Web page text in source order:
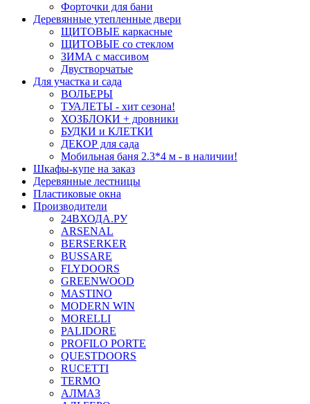
Форточки для бани
Деревянные утепленные двери
ЩИТОВЫЕ каркасные
ЩИТОВЫЕ со стеклом
ЗИМА с массивом
Двустворчатые
Для участка и сада
ВОЛЬЕРЫ
ТУАЛЕТЫ - хит сезона!
ХОЗБЛОКИ + дровники
БУДКИ и КЛЕТКИ
ДЕКОР для сада
Мобильная баня 2.3*4 м - в наличии!
Шкафы-купе на заказ
Деревянные лестницы
Пластиковые окна
Производители
24ВХОДА.РУ
ARSENAL
BERSERKER
BUSSARE
FLYDOORS
GREENWOOD
MASTINO
MODERN WIN
MORELLI
PALIDORE
PROFILO PORTE
QUESTDOORS
RUCETTI
TERMO
АЛМАЗ